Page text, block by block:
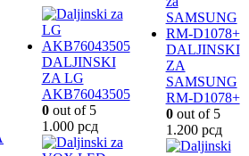
DALJINSKI
ZA LG
AKB76043505
0out of 5
1.000 рсд
DALJINSKI
ZA
SAMSUNG
RM-D1078+
0out of 5
1.200 рсд